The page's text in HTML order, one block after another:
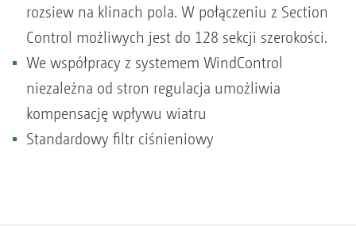
rozsiew na klinach pola. W połączeniu z Section
Control możliwych jest do 128 sekcji szerokości.
We współpracy z systemem WindControl
niezależna od stron regulacja umożliwia
kompensację wpływu wiatru
Standardowy filtr ciśnieniowy